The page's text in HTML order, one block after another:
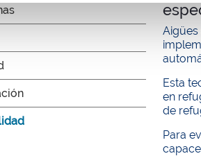
Aigües
Esta
en
de
Para